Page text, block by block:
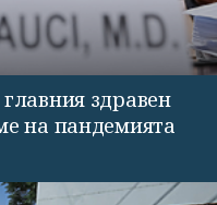
здравен
на пандемията